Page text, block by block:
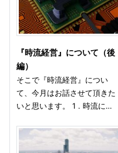
『時流経営』について（後
編）
そこで『時流経営』につい
て、今月はお話させて頂きた
いと思います。 1 . 時流に…